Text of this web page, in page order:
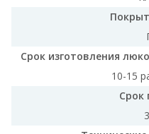
Срок изготовления
10-15
Срок